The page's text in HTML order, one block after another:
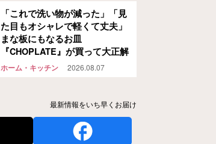
「これで洗い物が減った」「見
た目もオシャレで軽くて丈夫」
まな板にもなるお皿
『CHOPLATE』が買って大正解
ホーム・キッチン 2026.08.07
最新情報をいち早くお届け